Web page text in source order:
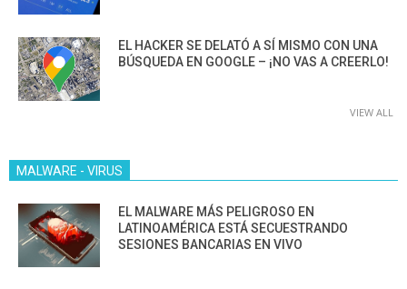
EL HACKER SE DELATÓ A SÍ MISMO CON UNA
BÚSQUEDA EN GOOGLE – ¡NO VAS A CREERLO!
VIEW ALL
MALWARE - VIRUS
EL MALWARE MÁS PELIGROSO EN
LATINOAMÉRICA ESTÁ SECUESTRANDO
SESIONES BANCARIAS EN VIVO